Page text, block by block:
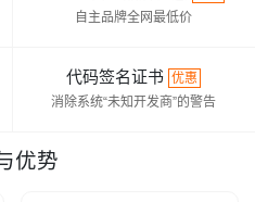
自主品牌全网最低价
代码签名证书 优惠
消除系统“未知开发商”的警告
优势